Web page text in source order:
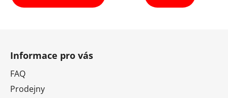
hvězdiček.
Informace pro vás
FAQ
Prodejny